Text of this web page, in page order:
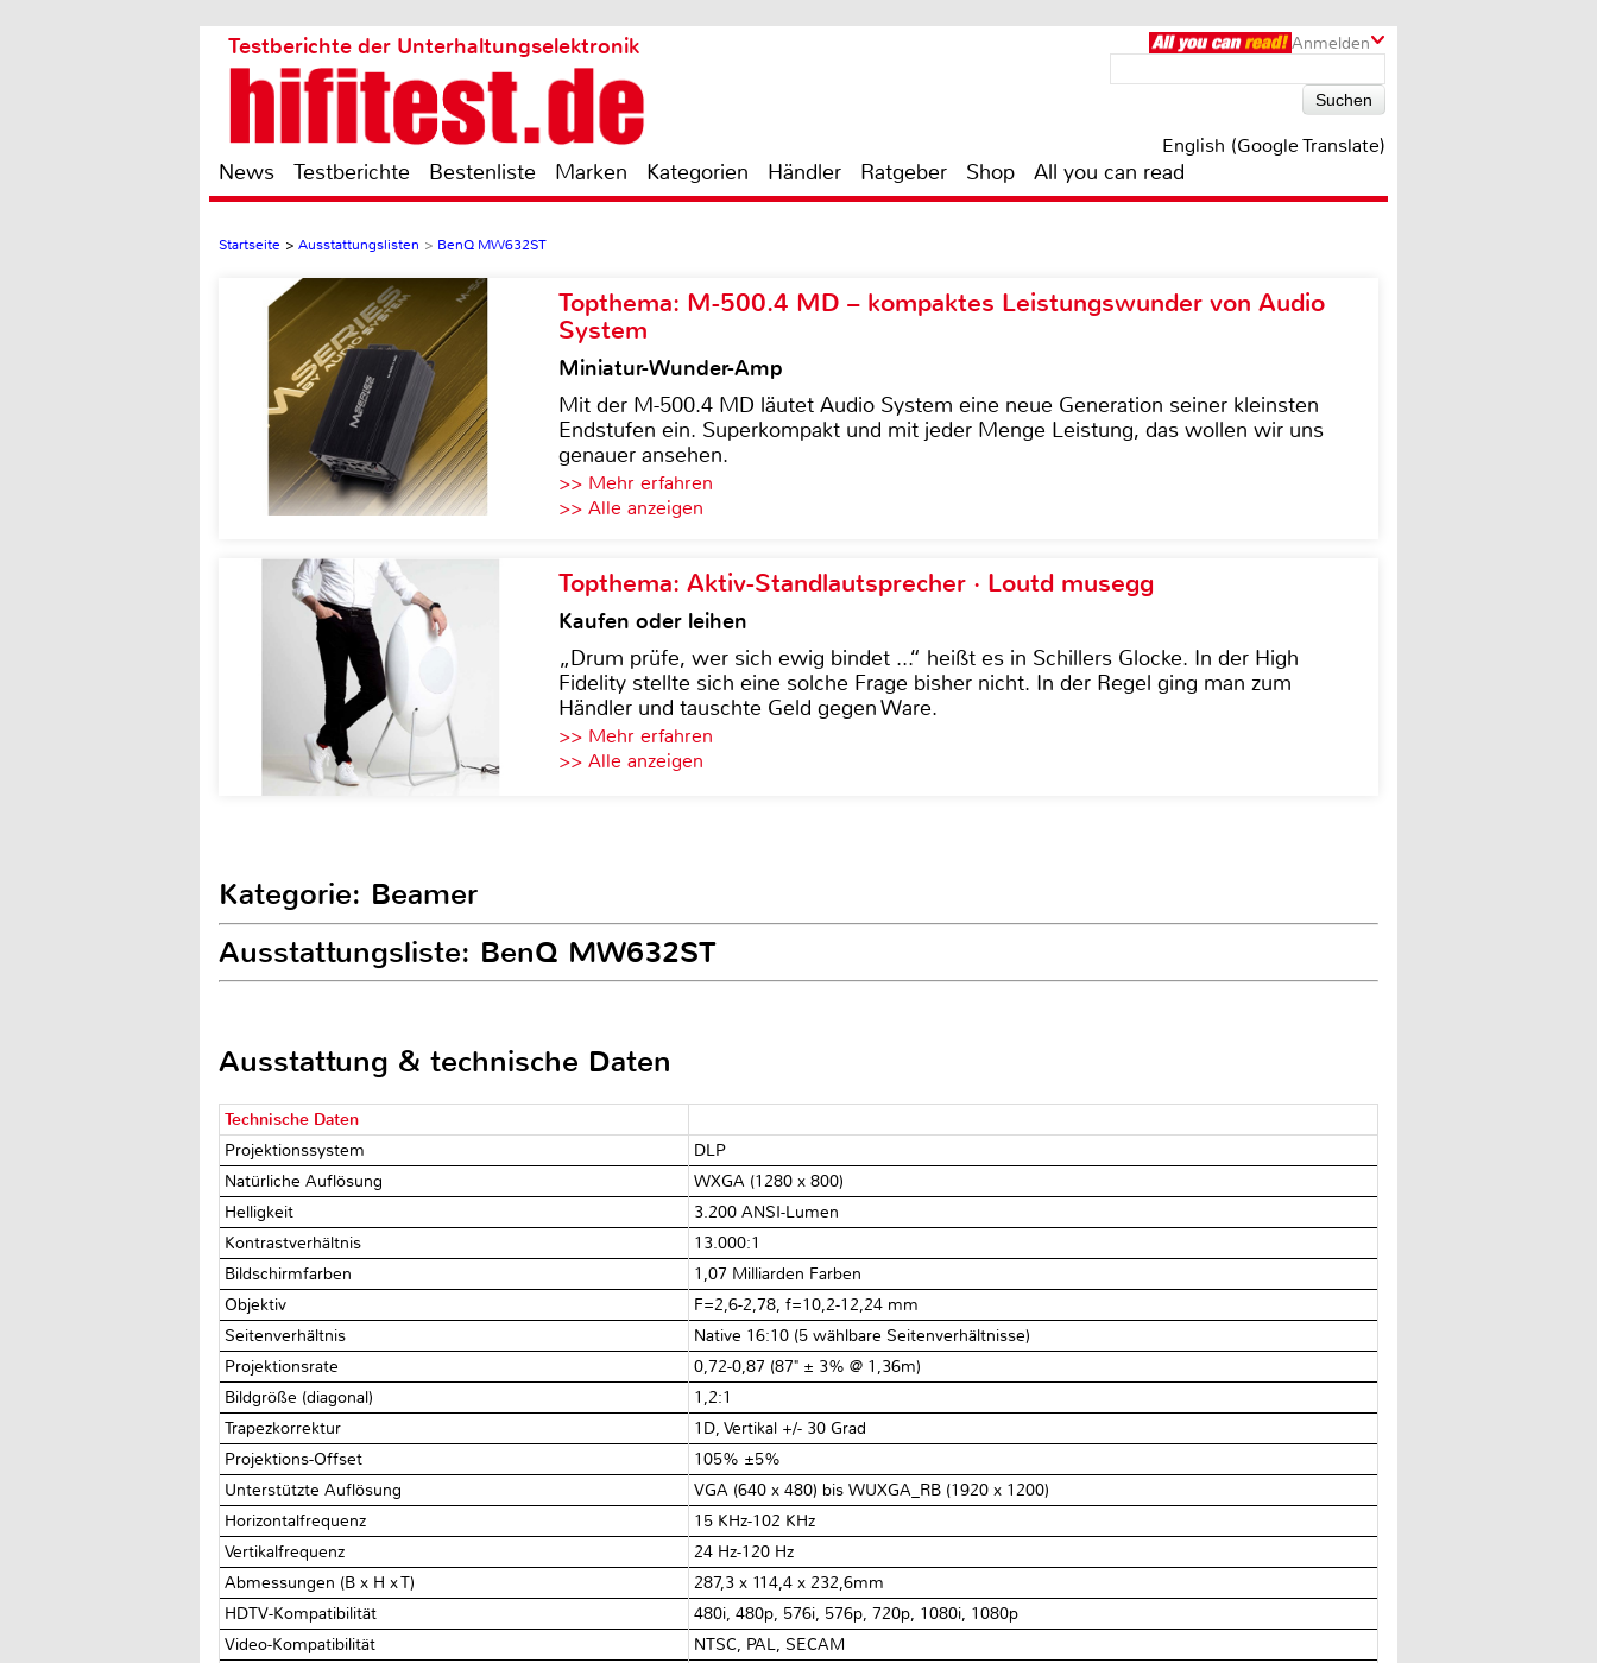
Anmelden
Testberichte der Unterhaltungselektronik
English (Google Translate)
News Testberichte Bestenliste Marken Kategorien Händler Ratgeber Shop All you can read
Startseite > Ausstattungslisten > BenQ MW632ST
Topthema: M-500.4 MD – kompaktes Leistungswunder von Audio
System
Miniatur-Wunder-Amp
Mit der M-500.4 MD läutet Audio System eine neue Generation seiner kleinsten
Endstufen ein. Superkompakt und mit jeder Menge Leistung, das wollen wir uns
genauer ansehen.
>> Mehr erfahren
>> Alle anzeigen
Topthema: Aktiv-Standlautsprecher · Loutd musegg
Kaufen oder leihen
„Drum prüfe, wer sich ewig bindet ...“ heißt es in Schillers Glocke. In der High
Fidelity stellte sich eine solche Frage bisher nicht. In der Regel ging man zum
Händler und tauschte Geld gegen Ware.
>> Mehr erfahren
>> Alle anzeigen
Kategorie: Beamer
Ausstattungsliste: BenQ MW632ST
Ausstattung & technische Daten
Technische Daten
Projektionssystem
DLP ‎
Natürliche Auflösung
WXGA (1280 x 800)‎
Helligkeit
3.200 ANSI-Lumen‎
Kontrastverhältnis
13.000:1‎
Bildschirmfarben
1,07 Milliarden Farben‎
Objektiv
F=2,6-2,78, f=10,2-12,24 mm‎
Seitenverhältnis
Native 16:10 (5 wählbare Seitenverhältnisse)‎
Projektionsrate
0,72-0,87 (87" ± 3% @ 1,36m)‎
Bildgröße (diagonal)‎
1,2:1‎
Trapezkorrektur‎
1D, Vertikal +/- 30 Grad‎
Projektions-Offset
105% ±5%‎
Unterstützte Auflösung
VGA (640 x 480) bis WUXGA_RB (1920 x 1200)
Horizontalfrequenz
15 KHz-102 KHz‎
Vertikalfrequenz
24 Hz-120 Hz‎
Abmessungen (B x H x T)
287,3 x 114,4 x 232,6mm‎
HDTV-Kompatibilität
480i, 480p, 576i, 576p, 720p, 1080i, 1080p‎
Video-Kompatibilität
NTSC, PAL, SECAM‎